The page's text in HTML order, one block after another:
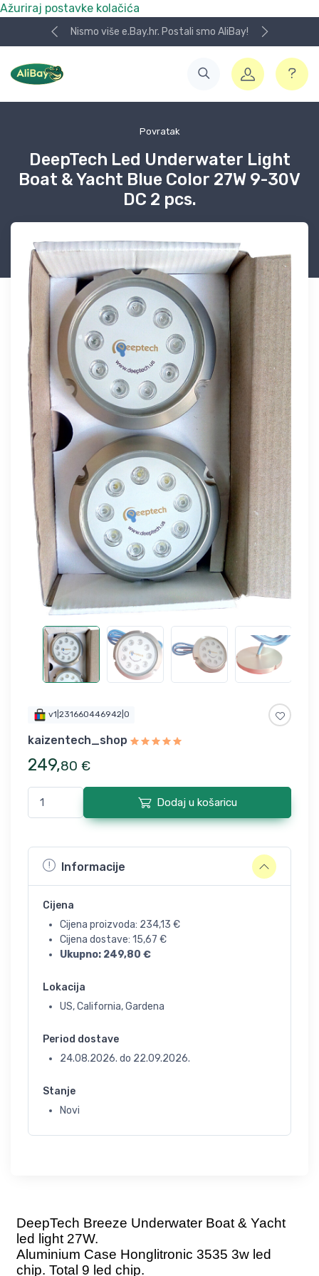
Ažuriraj postavke kolačića
Nismo više e.Bay.hr. Postali smo AliBay!
Povratak
DeepTech Led Underwater Light
Boat & Yacht Blue Color 27W 9-30V
DC 2 pcs.
v1|231660446942|0
kaizentech_shop
249,80 €
Dodaj u košaricu
Informacije
Cijena
Cijena proizvoda: 234,13 €
Cijena dostave: 15,67 €
Ukupno: 249,80 €
Lokacija
US, California, Gardena
Period dostave
24.08.2026. do 22.09.2026.
Stanje
Novi